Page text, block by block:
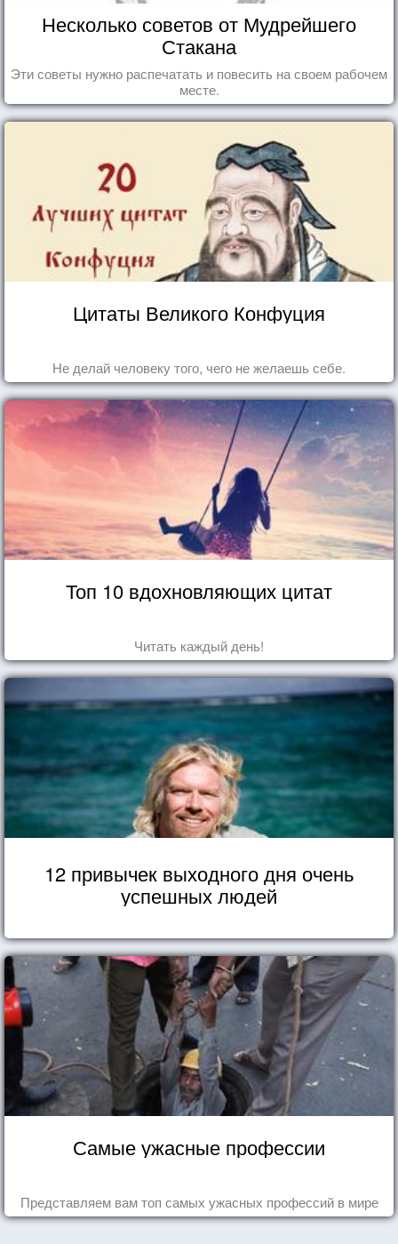
Несколько советов от Мудрейшего
Стакана
Эти советы нужно распечатать и повесить на своем рабочем
месте.
Цитаты Великого Конфуция
Не делай человеку того, чего не желаешь себе.
Топ 10 вдохновляющих цитат
Читать каждый день!
12 привычек выходного дня очень
успешных людей
Самые ужасные профессии
Представляем вам топ самых ужасных профессий в мире